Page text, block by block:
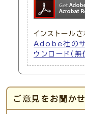
インストール
Adobe社の
ウンロード（無
ご意見をお聞か